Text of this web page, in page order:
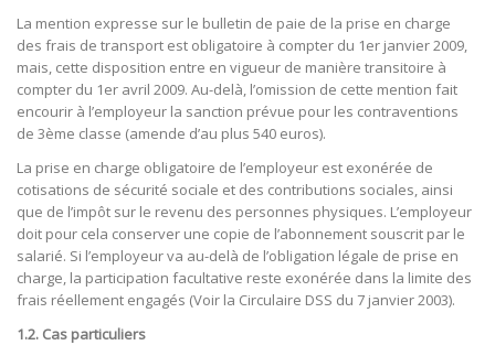
La mention expresse sur le bulletin de paie de la prise en charge
des frais de transport est obligatoire à compter du 1er janvier 2009,
mais, cette disposition entre en vigueur de manière transitoire à
compter du 1er avril 2009. Au-delà, l’omission de cette mention fait
encourir à l’employeur la sanction prévue pour les contraventions
de 3ème classe (amende d’au plus 540 euros).
La prise en charge obligatoire de l’employeur est exonérée de
cotisations de sécurité sociale et des contributions sociales, ainsi
que de l’impôt sur le revenu des personnes physiques. L’employeur
doit pour cela conserver une copie de l’abonnement souscrit par le
salarié. Si l’employeur va au-delà de l’obligation légale de prise en
charge, la participation facultative reste exonérée dans la limite des
frais réellement engagés (Voir la Circulaire DSS du 7 janvier 2003).
1.2. Cas particuliers